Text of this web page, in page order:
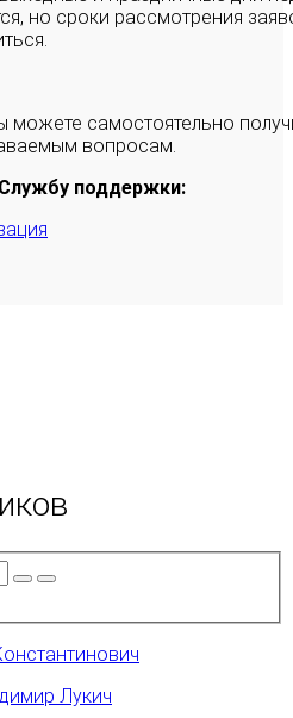
но сроки рассмотрения
можете самостоятельно
вопросам.
поддержки:
Лукич